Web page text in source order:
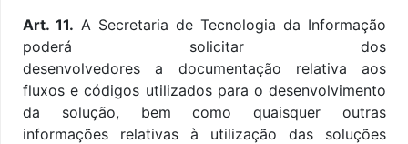
Art. 11. A Secretaria de Tecnologia da Informação
poderá solicitar dos
desenvolvedores a documentação relativa aos
fluxos e códigos utilizados para o desenvolvimento
da solução, bem como quaisquer outras
informações relativas à utilização das soluções